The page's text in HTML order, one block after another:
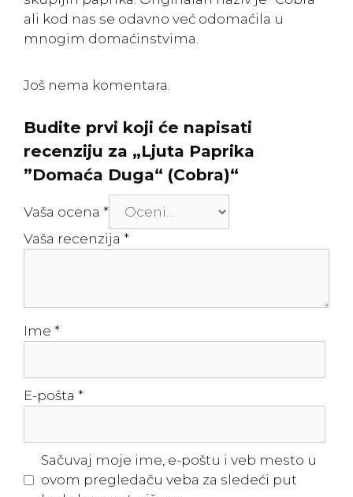
ali kod nas se odavno već odomaćila u
mnogim domaćinstvima.
Još nema komentara.
Budite prvi koji će napisati
recenziju za „Ljuta Paprika
”Domaća Duga“ (Cobra)“
Vaša ocena *
Vaša recenzija *
Ime *
E-pošta *
Sačuvaj moje ime, e-poštu i veb mesto u
ovom pregledaču veba za sledeći put